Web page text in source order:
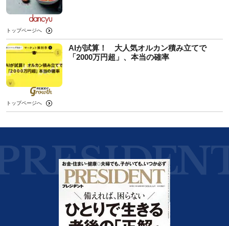
トップページへ
AIが試算！ 大人気オルカン積み立てで
「2000万円超」、本当の確率
トップページへ